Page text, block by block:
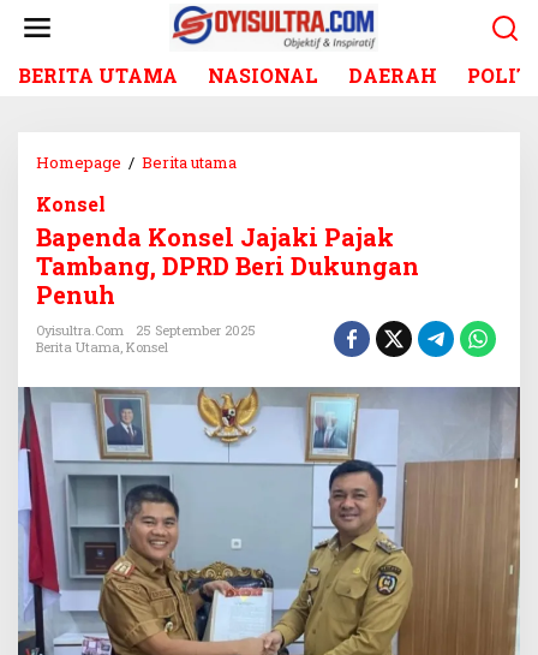
BERITA UTAMA NASIONAL DAERAH
Homepage / Berita utama
n
d
K
s
e
l
a
k
i
a
Konsel
Bapenda Konsel Jajaki Pajak
Tambang, DPRD Beri Dukungan
Penuh
Oyisultra.com
25 September 2025
Berita Utama, Konsel